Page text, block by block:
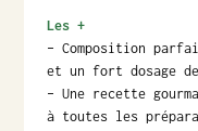
Les +
– Composition
et un fort dosage
– Une recette
à toutes les